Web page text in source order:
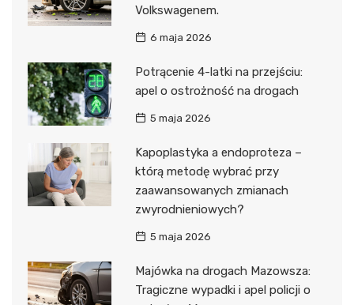
Volkswagenem.
6 maja 2026
Potrącenie 4-latki na przejściu:
apel o ostrożność na drogach
5 maja 2026
Kapoplastyka a endoproteza –
którą metodę wybrać przy
zaawansowanych zmianach
zwyrodnieniowych?
5 maja 2026
Majówka na drogach Mazowsza:
Tragiczne wypadki i apel policji o